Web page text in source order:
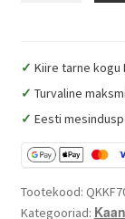
Kuidas
sammult
Mesilasemade
Buy queen bees
✓ Kiire tarne kogu
✓ Turvaline
✓ Eesti
Tootekood:
Kategooriad: